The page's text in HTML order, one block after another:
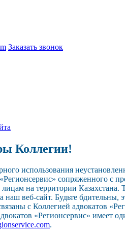
Заказать звонок
Коллегии!
использования
сопряженного с
на территории Казахстана.
веб-сайт. Будьте бдительны,
с Коллегией адвокатов
«Регионсервис» имеет
.